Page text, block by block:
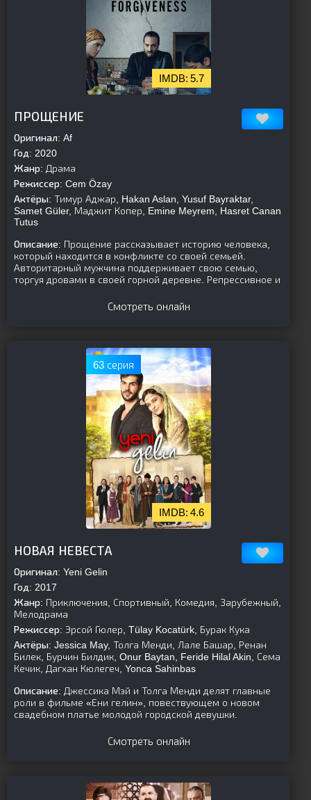
5.7
ПРОЩЕНИЕ
Оригинал: Af
Год: 2020
Жанр: Драма
Режиссер: Cem Özay
Актёры: Тимур Аджар, Hakan Aslan, Yusuf Bayraktar,
Samet Güler, Маджит Копер, Emine Meyrem, Hasret Canan
Tutus
Описание: Прощение рассказывает историю человека,
который находится в конфликте со своей семьей.
Авторитарный мужчина поддерживает свою семью,
торгуя дровами в своей горной деревне. Репрессивное и
Смотреть онлайн
63 серия
4.6
НОВАЯ НЕВЕСТА
Оригинал: Yeni Gelin
Год: 2017
Жанр: Приключения, Спортивный, Комедия, Зарубежный,
Мелодрама
Режиссер: Эрсой Гюлер, Tülay Kocatürk, Бурак Кука
Актёры: Jessica May, Толга Менди, Лале Башар, Ренан
Билек, Бурчин Билдик, Onur Baytan, Feride Hilal Akin, Сема
Кечик, Дагхан Кюлегеч, Yonca Sahinbas
Описание: Джессика Мэй и Толга Менди делят главные
роли в фильме «Ени гелин», повествующем о новом
свадебном платье молодой городской девушки.
Смотреть онлайн